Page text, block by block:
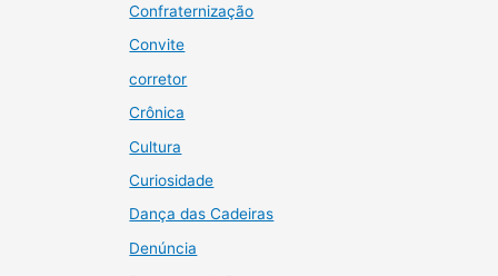
Confraternização
Convite
corretor
Crônica
Cultura
Curiosidade
Dança das Cadeiras
Denúncia